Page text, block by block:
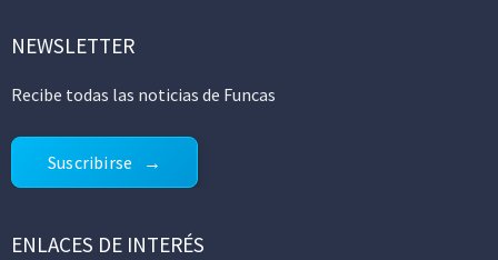
NEWSLETTER
Recibe todas las noticias de Funcas
Suscribirse
ENLACES DE INTERÉS